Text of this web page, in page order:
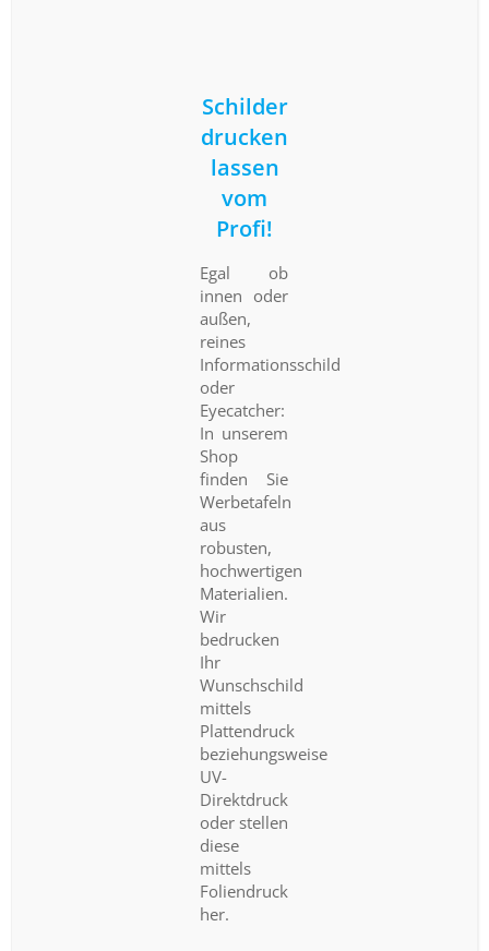
Schilder
drucken
lassen
vom
Profi!
Egal ob
innen oder
außen,
reines
Informationsschild
oder
Eyecatcher:
In unserem
Shop
finden Sie
Werbetafeln
aus
robusten,
hochwertigen
Materialien.
Wir
bedrucken
Ihr
Wunschschild
mittels
Plattendruck
beziehungsweise
UV-
Direktdruck
oder stellen
diese
mittels
Foliendruck
her.